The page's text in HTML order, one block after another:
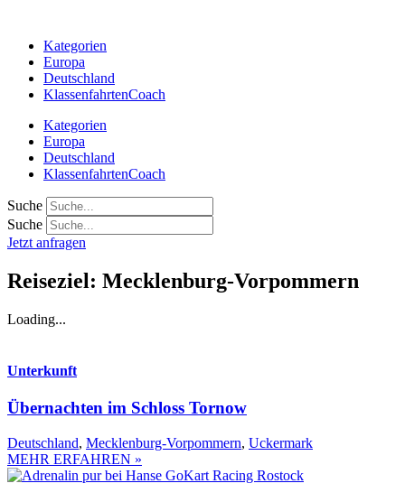
springenKategorien
Europa
Deutschland
KlassenfahrtenCoach
Kategorien
Europa
Deutschland
KlassenfahrtenCoach
Suche
Suche
Jetzt anfragen
Reiseziel: Mecklenburg-Vorpommern
Loading...
Unterkunft
Übernachten im Schloss Tornow
Deutschland, Mecklenburg-Vorpommern, Uckermark
MEHR ERFAHREN »